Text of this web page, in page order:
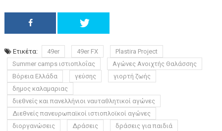
Ετικέτα: 49er 49er FX
Plastira Project
Summer camps ιστιοπλοΐας
Αγώνες Ανοιχτής Θαλάσσης
Βόρεια Ελλάδα
γεύσης
γιορτή ζωής
δημος καλαμαριας
διεθνείς και πανελλήνιοι ναυταθλητικοί αγώνες
Διεθνείς πανευρωπαϊκοί ιστιοπλοϊκοί αγώνες
διοργανώσεις
Δράσεις
δράσεις για παιδιά